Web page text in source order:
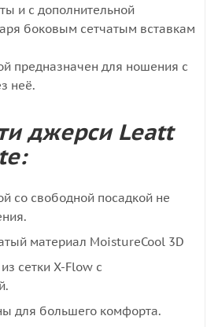
и с дополнительной
боковым сетчатым вставкам
предназначен для ношения с
неё.
джерси Leatt
со свободной посадкой не
материал MoistureCool 3D
сетки X-Flow с
для большего комфорта.